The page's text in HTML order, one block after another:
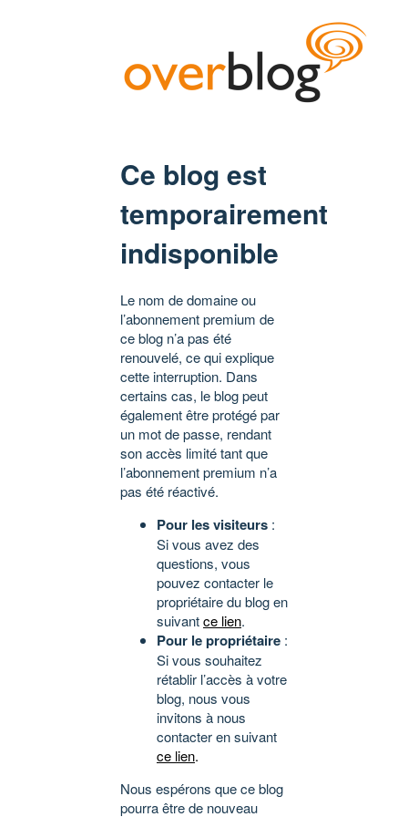
Ce blog est
temporairement
indisponible
Le nom de domaine ou
l’abonnement premium de
ce blog n’a pas été
renouvelé, ce qui explique
cette interruption. Dans
certains cas, le blog peut
également être protégé par
un mot de passe, rendant
son accès limité tant que
l’abonnement premium n’a
pas été réactivé.
Pour les visiteurs :
Si vous avez des
questions, vous
pouvez contacter le
propriétaire du blog en
suivantce lien.
Pour le propriétaire :
Si vous souhaitez
rétablir l’accès à votre
blog, nous vous
invitons à nous
contacter en suivant
ce lien.
Nous espérons que ce blog
pourra être de nouveau